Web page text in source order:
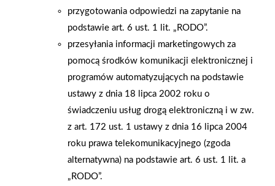
towarzyskim. Wystawcy, a wśród nich m.in. Dolina Nidy, Gutta,
Soudal, Selena, Optiroc, Ursa, Rockwool, Toya, zorganizowali
mnóstwo konkursów z cennymi nagrodami. A dzięki firmie
SELENA wybrani uczestnicy mogli skorzystać z okazji lotu
AKTUALNOŚCI
przygotowania odpowiedzi na zapytanie na
podstawie art. 6 ust. 1 lit. „RODO”.
przesyłania informacji marketingowych za
pomocą środków komunikacji elektronicznej i
programów automatyzujących na podstawie
ustawy z dnia 18 lipca 2002 roku o
świadczeniu usług drogą elektroniczną i w zw.
z art. 172 ust. 1 ustawy z dnia 16 lipca 2004
roku prawa telekomunikacyjnego (zgoda
alternatywna) na podstawie art. 6 ust. 1 lit. a
„RODO”.